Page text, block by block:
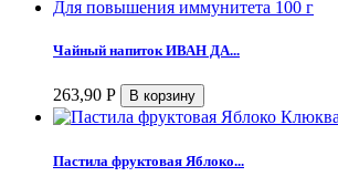
Чайный напиток ИВАН ДА...
263,90 Р
Пастила фруктовая Яблоко...